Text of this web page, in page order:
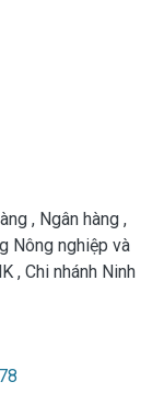
, Ngân hàng ,
Nông nghiệp và
, Chi nhánh Ninh